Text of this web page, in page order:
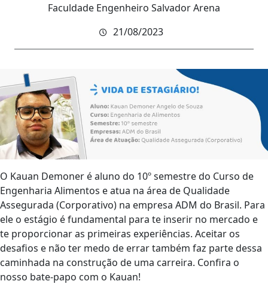
Faculdade Engenheiro Salvador Arena
21/08/2023
O Kauan Demoner é aluno do 10º semestre do Curso de
Engenharia Alimentos e atua na área de Qualidade
Assegurada (Corporativo) na empresa ADM do Brasil. Para
ele o estágio é fundamental para te inserir no mercado e
te proporcionar as primeiras experiências. Aceitar os
desafios e não ter medo de errar também faz parte dessa
caminhada na construção de uma carreira. Confira o
nosso bate-papo com o Kauan!